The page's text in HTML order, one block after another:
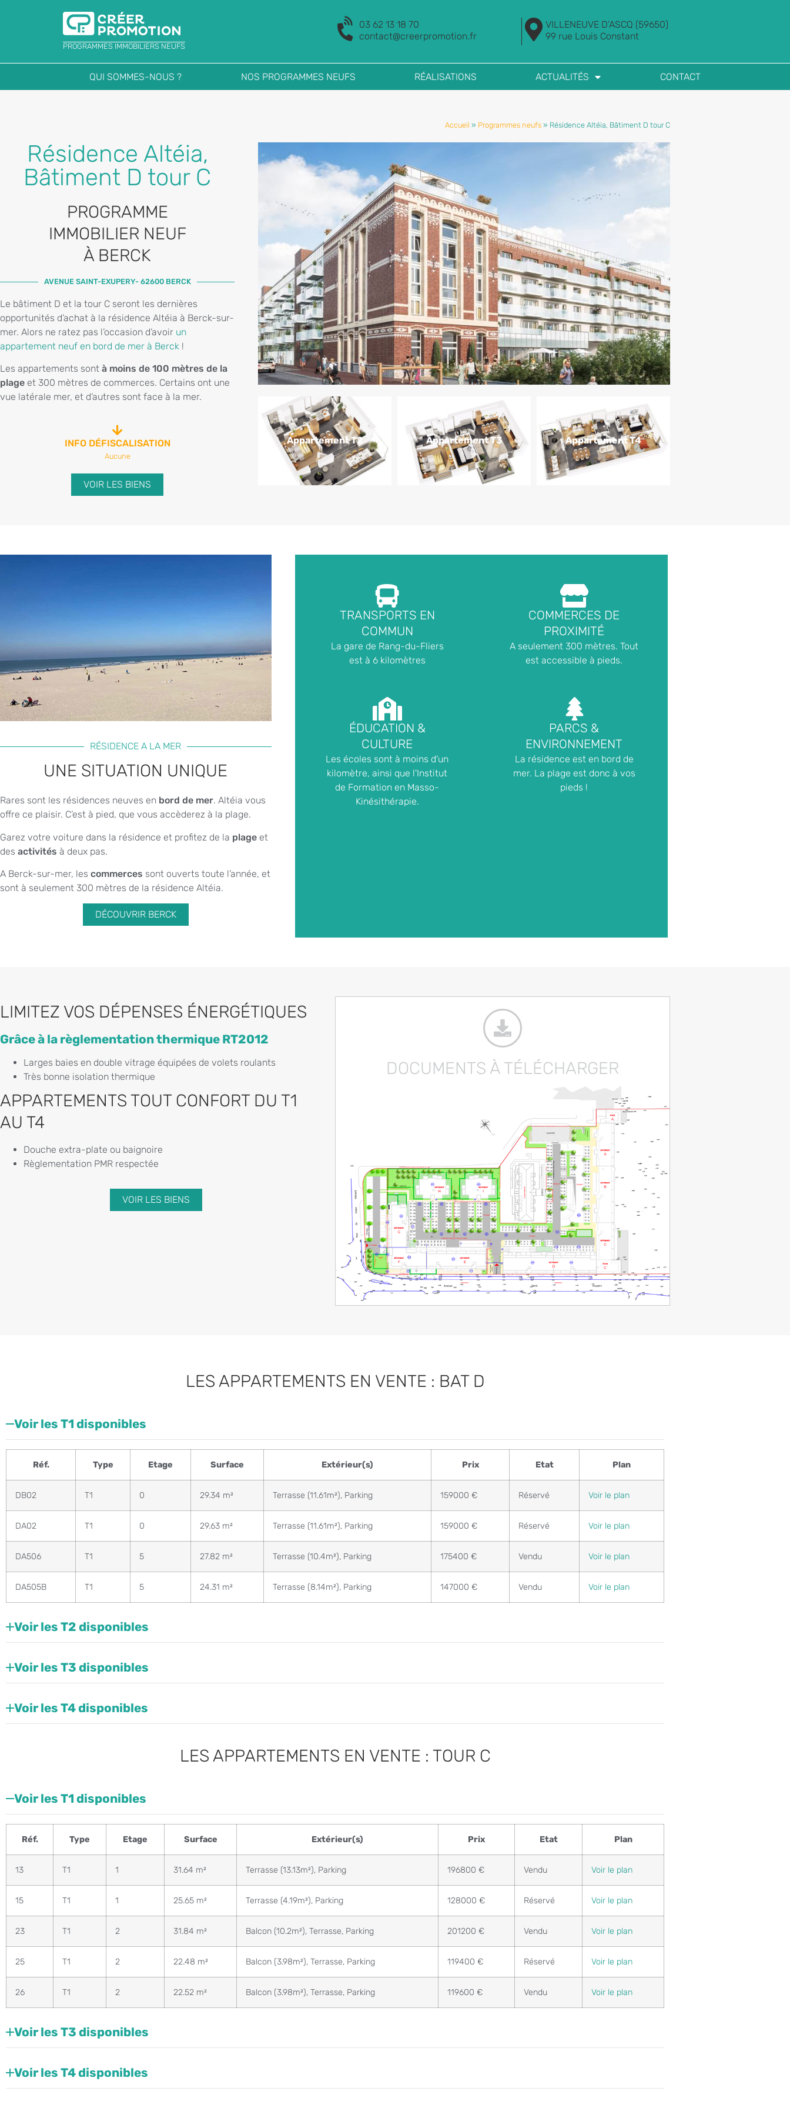
PROGRAMMES IMMOBILIERS NEUFS
03 62 13 18 70
contact@creerpromotion.fr
VILLENEUVE D’ASCQ (59650)
99 rue Louis Constant
QUI SOMMES-NOUS ? NOS PROGRAMMES NEUFS RÉALISATIONS ACTUALITÉS CONTACT
Accueil » Programmes neufs » Résidence Altéia, Bâtiment D tour C
Résidence Altéia,
Bâtiment D tour C
PROGRAMME
IMMOBILIER NEUF
À BERCK
AVENUE SAINT-EXUPERY- 62600 BERCK
Le bâtiment D et la tour C seront les dernières
opportunités d’achat à la résidence Altéia à Berck-sur-
mer. Alors ne ratez pas l’occasion d’avoir un
appartement neuf en bord de mer à Berck !
Les appartements sont à moins de 100 mètres de la
plage et 300 mètres de commerces. Certains ont une
vue latérale mer, et d’autres sont face à la mer.
INFO DÉFISCALISATION
Aucune
VOIR LES BIENS
Appartement T2 Appartement T3 Appartement T4
RÉSIDENCE A LA MER
UNE SITUATION UNIQUE
Rares sont les résidences neuves en bord de mer. Altéia vous
offre ce plaisir. C’est à pied, que vous accèderez à la plage.
Garez votre voiture dans la résidence et profitez de la plage et
des activités à deux pas.
A Berck-sur-mer, les commerces sont ouverts toute l’année, et
sont à seulement 300 mètres de la résidence Altéia.
DÉCOUVRIR BERCK
TRANSPORTS EN
COMMUN
La gare de Rang-du-Fliers
est à 6 kilomètres
ÉDUCATION &
CULTURE
Les écoles sont à moins d'un
kilomètre, ainsi que l'Institut
de Formation en Masso-
Kinésithérapie.
COMMERCES DE
PROXIMITÉ
A seulement 300 mètres. Tout
est accessible à pieds.
PARCS &
ENVIRONNEMENT
La résidence est en bord de
mer. La plage est donc à vos
pieds !
LIMITEZ VOS DÉPENSES ÉNERGÉTIQUES
Grâce à la règlementation thermique RT2012
Larges baies en double vitrage équipées de volets roulants
Très bonne isolation thermique
APPARTEMENTS TOUT CONFORT DU T1
AU T4
Douche extra-plate ou baignoire
Règlementation PMR respectée
VOIR LES BIENS
DOCUMENTS À TÉLÉCHARGER
LES APPARTEMENTS EN VENTE : BAT D
Voir les T1 disponibles
Réf. Type Etage Surface Extérieur(s) Prix Etat Plan
DB02 T1 0 29.34 m² Terrasse (11.61m²), Parking 159000 € Réservé Voir le plan
DA02 T1 0 29.63 m² Terrasse (11.61m²), Parking 159000 € Réservé Voir le plan
DA506 T1 5 27.82 m² Terrasse (10.4m²), Parking 175400 € Vendu Voir le plan
DA505B T1 5 24.31 m² Terrasse (8.14m²), Parking 147000 € Vendu Voir le plan
Voir les T2 disponibles
Voir les T3 disponibles
Voir les T4 disponibles
LES APPARTEMENTS EN VENTE : TOUR C
Voir les T1 disponibles
Réf. Type Etage Surface Extérieur(s) Prix Etat Plan
13 T1 1 31.64 m² Terrasse (13.13m²), Parking 196800 € Vendu Voir le plan
15 T1 1 25.65 m² Terrasse (4.19m²), Parking 128000 € Réservé Voir le plan
23 T1 2 31.84 m² Balcon (10.2m²), Terrasse, Parking 201200 € Vendu Voir le plan
25 T1 2 22.48 m² Balcon (3.98m²), Terrasse, Parking 119400 € Réservé Voir le plan
26 T1 2 22.52 m² Balcon (3.98m²), Terrasse, Parking 119600 € Vendu Voir le plan
Voir les T3 disponibles
Voir les T4 disponibles